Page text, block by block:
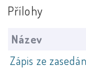
Přílohy
Název
Zápis ze